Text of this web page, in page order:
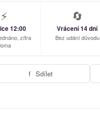
⚡
12:00
zítra
🔄
Vrácení 14 dní
Bez udání důvodu
f Sdílet